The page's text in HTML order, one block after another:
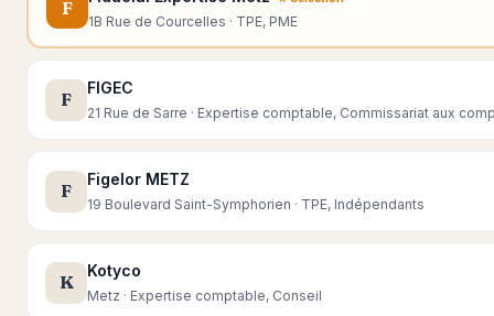
F
1B Rue de Courcelles · TPE, PME
F
FIGEC
21 Rue de Sarre · Expertise comptable, Commissariat aux
F
Figelor METZ
19 Boulevard Saint-Symphorien · TPE, Indépendants
K
Kotyco
Metz · Expertise comptable, Conseil